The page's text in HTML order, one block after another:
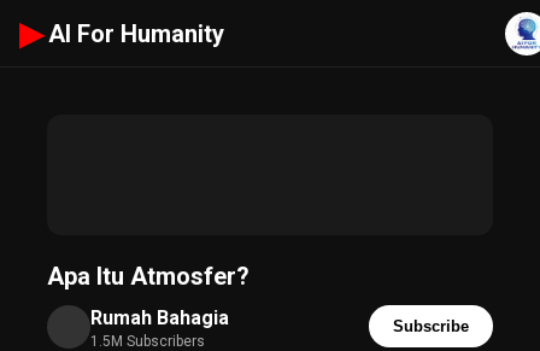
▶ AI For Humanity
Apa Itu Atmosfer?
Rumah Bahagia
1.5M Subscribers
Subscribe